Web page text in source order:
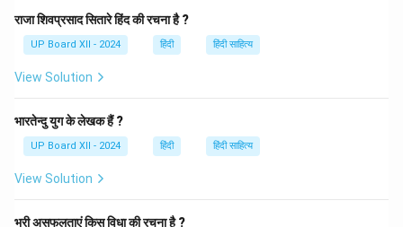
Download Solution in PDF
राजा शिवप्रसाद सितारे हिंद की रचना है ?
UP Board XII - 2024 हिंदी हिंदी साहित्य
View Solution
भारतेन्दु युग के लेखक हैं ?
UP Board XII - 2024 हिंदी हिंदी साहित्य
View Solution
भरी असफलताएं किस विधा की रचना है ?